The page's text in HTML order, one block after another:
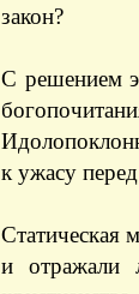
закон?
С решением
к ужасу
Статическая
и отражали